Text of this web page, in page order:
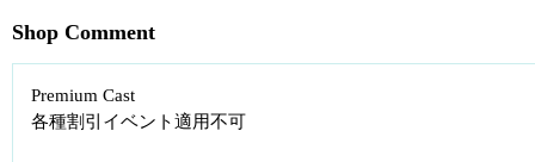
Shop Comment
Premium Cast
各種割引イベント適用不可